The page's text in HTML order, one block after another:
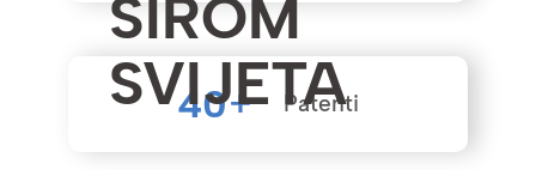
ŠIROM
SVIJETA
40+ Patenti